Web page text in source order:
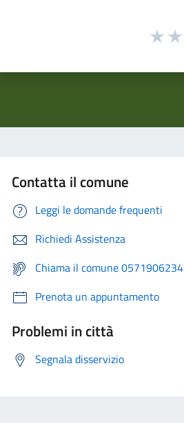
Contatta il comune
Leggi le domande frequenti
Richiedi Assistenza
Chiama il comune 0571906234
Prenota un appuntamento
Problemi in città
Segnala disservizio